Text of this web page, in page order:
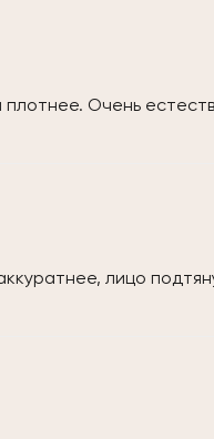
плотнее. Очень
лицо